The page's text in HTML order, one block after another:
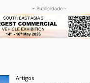
- Publicidade -
Artigos